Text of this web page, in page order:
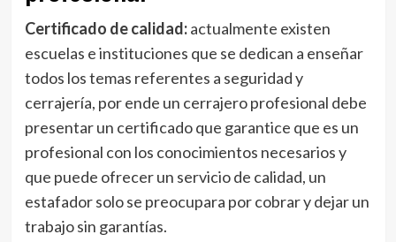
Certificado de calidad:actualmente existen
escuelas e instituciones que se dedican a enseñar
todos los temas referentes a seguridad y
cerrajería, por ende un cerrajero profesional debe
presentar un certificado que garantice que es un
profesional con los conocimientos necesarios y
que puede ofrecer un servicio de calidad, un
estafador solo se preocupara por cobrar y dejar un
trabajo sin garantías.